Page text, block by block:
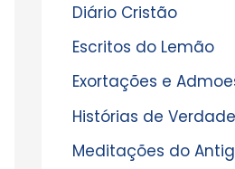
Diário Cristão
Escritos do Lemão
Exortações e
Histórias de Verdade
Meditações do
u
i
v
o
s